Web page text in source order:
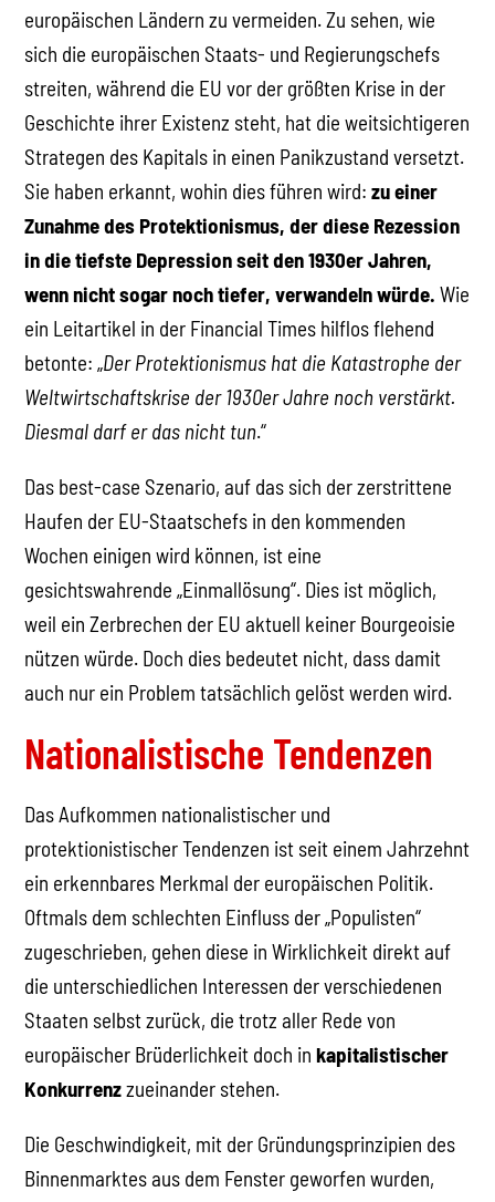
europäischen Ländern zu vermeiden. Zu sehen, wie
sich die europäischen Staats- und Regierungschefs
streiten, während die EU vor der größten Krise in der
Geschichte ihrer Existenz steht, hat die weitsichtigeren
Strategen des Kapitals in einen Panikzustand versetzt.
Sie haben erkannt, wohin dies führen wird:zu einer
Zunahme des Protektionismus, der diese Rezession
in die tiefste Depression seit den 1930er Jahren,
wenn nicht sogar noch tiefer, verwandeln würde. Wie
ein Leitartikel in der Financial Times hilflos flehend
betonte: „Der Protektionismus hat die Katastrophe der
Weltwirtschaftskrise der 1930er Jahre noch verstärkt.
Diesmal darf er das nicht tun.“
Das best-case Szenario, auf das sich der zerstrittene
Haufen der EU-Staatschefs in den kommenden
Wochen einigen wird können, ist eine
gesichtswahrende „Einmallösung“. Dies ist möglich,
weil ein Zerbrechen der EU aktuell keiner Bourgeoisie
nützen würde. Doch dies bedeutet nicht, dass damit
auch nur ein Problem tatsächlich gelöst werden wird.
Nationalistische Tendenzen
Das Aufkommen nationalistischer und
protektionistischer Tendenzen ist seit einem Jahrzehnt
ein erkennbares Merkmal der europäischen Politik.
Oftmals dem schlechten Einfluss der „Populisten“
zugeschrieben, gehen diese in Wirklichkeit direkt auf
die unterschiedlichen Interessen der verschiedenen
Staaten selbst zurück, die trotz aller Rede von
europäischer Brüderlichkeit doch inkapitalistischer
Konkurrenzzueinander stehen.
Die Geschwindigkeit, mit der Gründungsprinzipien des
Binnenmarktes aus dem Fenster geworfen wurden,